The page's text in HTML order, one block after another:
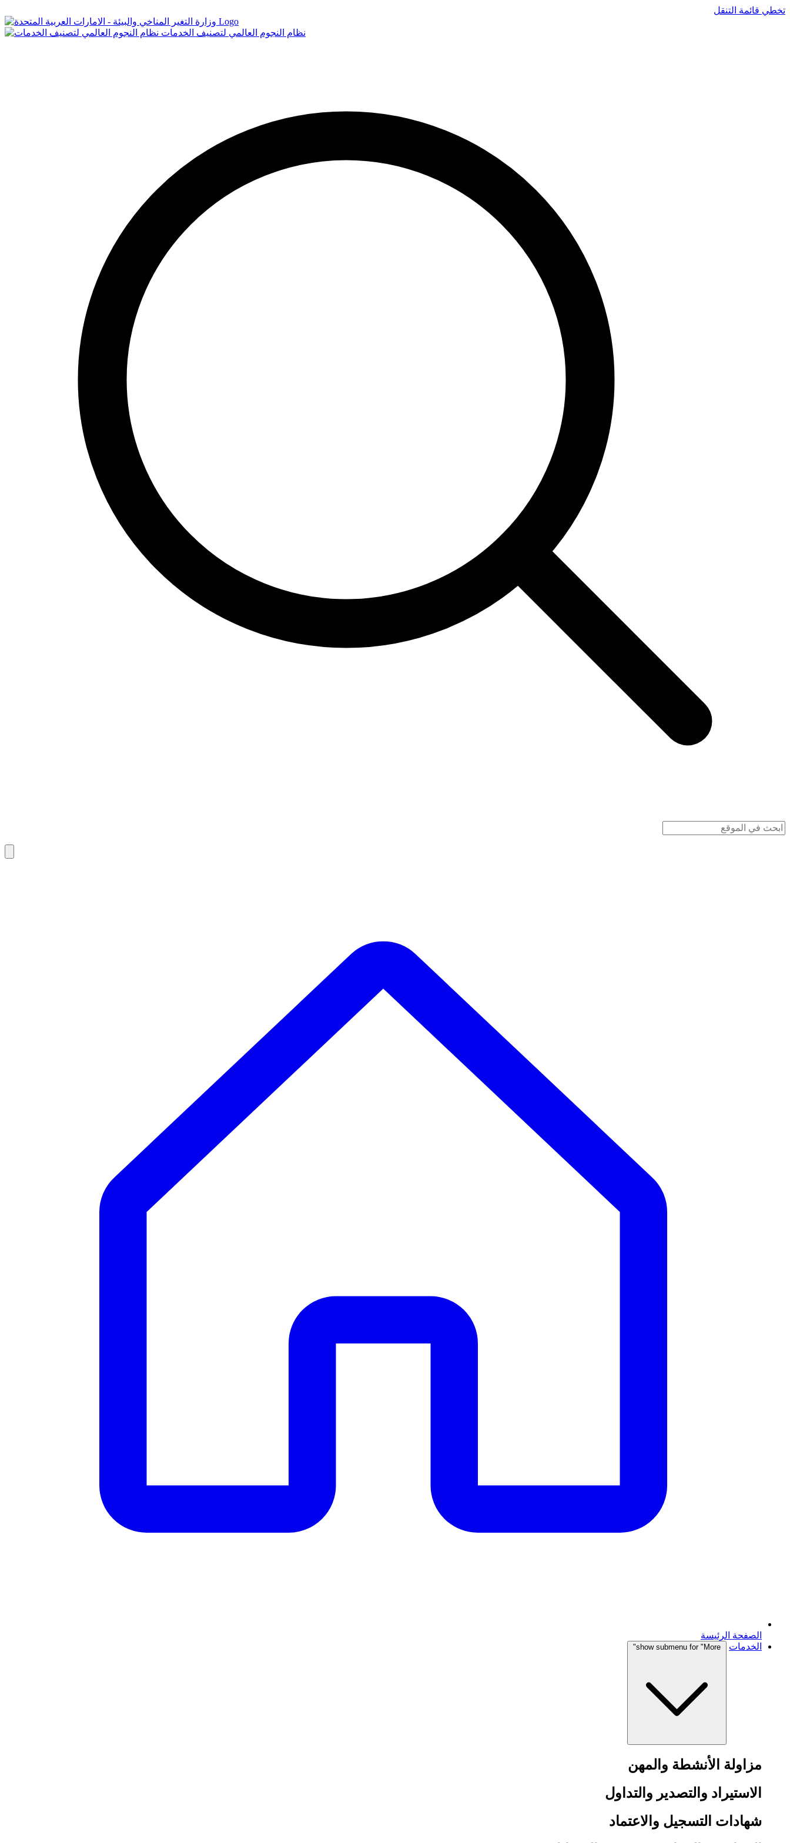
تخطي قائمة التنقل
Logo
نظام النجوم العالمي لتصنيف الخدمات
الصفحة الرئيسة
الخدمات
show submenu for "More"
مزاولة الأنشطة والمهن
الاستيراد والتصدير والتداول
شهادات التسجيل والاعتماد